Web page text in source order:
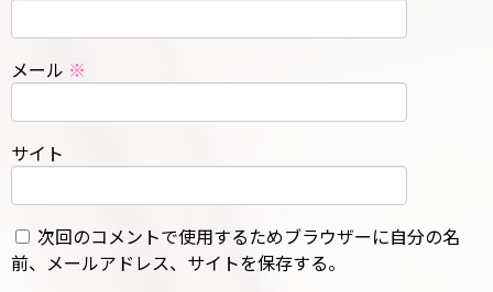
メール ※
サイト
次回のコメントで使用するためブラウザーに自分の名
前、メールアドレス、サイトを保存する。